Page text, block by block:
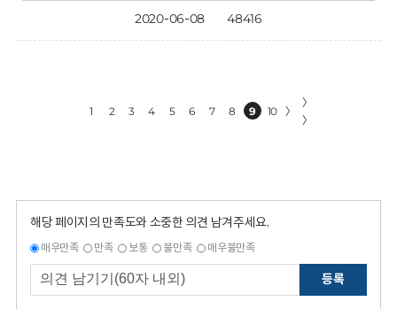
2020-06-08 48416
1 2 3 4 5 6 7 8 9 10 〉
〉
〉
해당 페이지의 만족도와 소중한 의견 남겨주세요.
매우만족 만족 보통 불만족 매우불만족
등록